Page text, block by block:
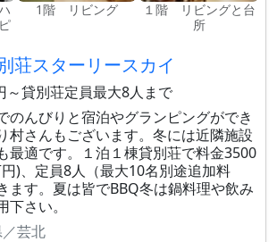
1階 リビング
１階 リビングと台
所
荘スターリースカイ
～貸別荘定員最大8人まで
のんびりと宿泊やグランピングができ
村さんもございます。冬には近隣施設
最適です。１泊１棟貸別荘で料金3500
)、定員8人（最大10名別途追加料
ます。夏は皆でBBQ冬は鍋料理や飲み
さい。
芸北